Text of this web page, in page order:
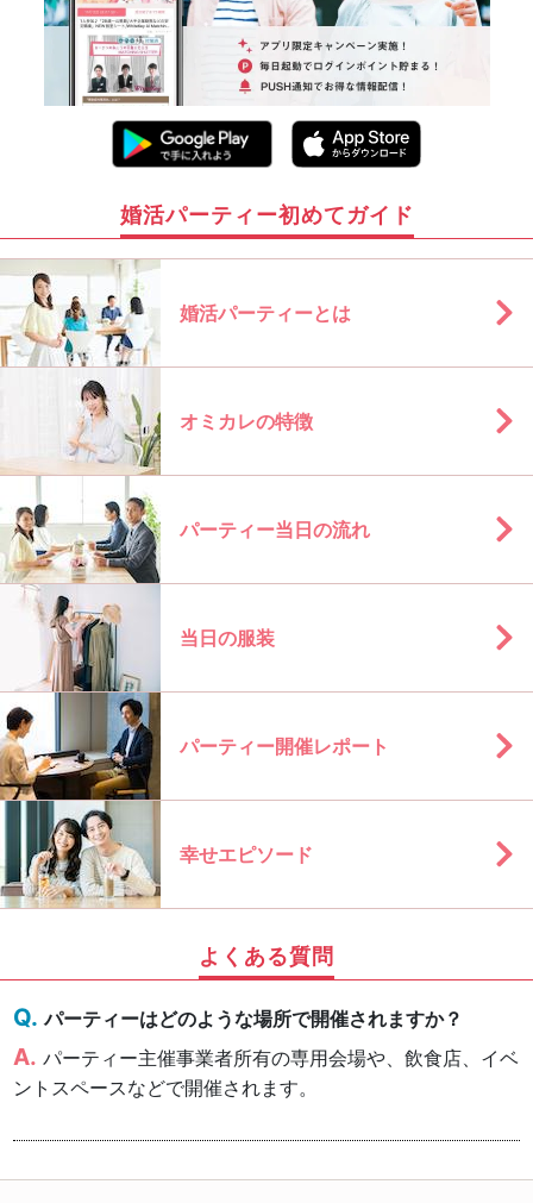
婚活パーティー初めてガイド
婚活パーティーとは
オミカレの特徴
パーティー当日の流れ
当日の服装
パーティー開催レポート
幸せエピソード
よくある質問
パーティーはどのような場所で開催されますか？
パーティー主催事業者所有の専用会場や、飲食店、イベ
ントスペースなどで開催されます。